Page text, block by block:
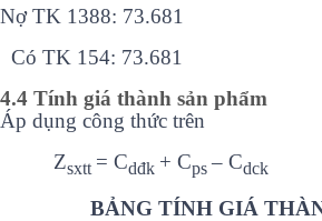
Nợ TK 1388: 73.681
Có TK 154: 73.681
4.4 Tính giá thành sản phẩm
Áp dụng công thức trên
Zsxtt = Cdđk + Cps – Cdck
BẢNG TÍNH GIÁ